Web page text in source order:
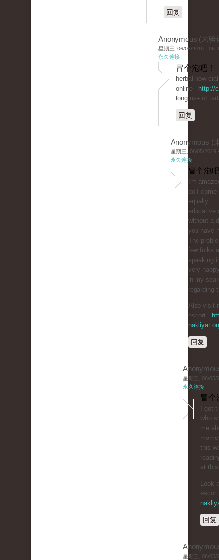
回复
Anonymous (未验
星期三, 06/05/2019 -
永久连接
冒个泡吧！
herbal now
online - http://
long use of
回复
Anonymous (
星期三, 06/05/2019
永久连接
冒个泡
I'm
do I come
equally
educative
without a
you have
The
few folks
speaking
very
in my
regarding
Also visit
escort -
回复
星期三, 06/05/
永久连接
冒个
I got
who
me
this
at
Look
回复
星期三, 06/05/